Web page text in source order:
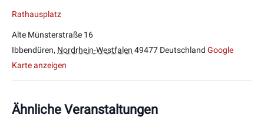
Rathausplatz
Alte Münsterstraße 16
Ibbendüren, Nordrhein-Westfalen 49477 Deutschland Google
Karte anzeigen
Ähnliche Veranstaltungen